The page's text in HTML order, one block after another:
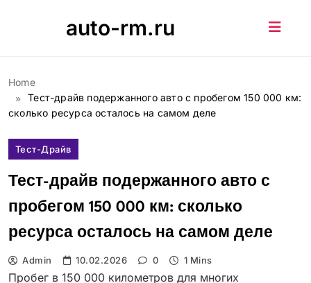
auto-rm.ru
Home
Тест-драйв подержанного авто с пробегом 150 000 км:
сколько ресурса осталось на самом деле
Тест-Драйв
Тест-драйв подержанного авто с
пробегом 150 000 км: сколько
ресурса осталось на самом деле
Admin 10.02.2026 0 1 Mins
Пробег в 150 000 километров для многих